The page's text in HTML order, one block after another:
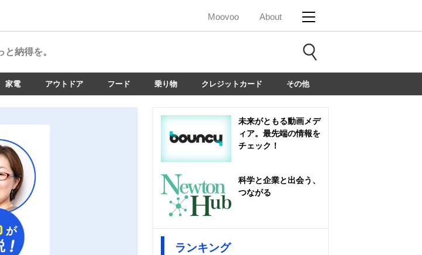
Moovoo About
納得を。
家電 アウトドア フード 乗り物 クレジットカード その他
未来がともる動画メデ
ィア。最先端の情報を
チェック！
科学と企業と出会う、
つながる
ランキング